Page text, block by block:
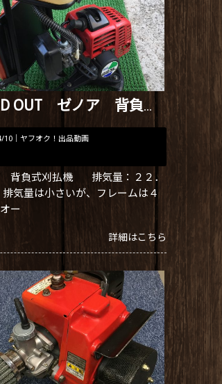
SOLD OUT ゼノア 背負式刈払機 G23L
10｜ヤフオク！出品動画
背負式刈払機 排気量：２２．
排気量は小さいが、フレームは４
ー
詳細はこちら